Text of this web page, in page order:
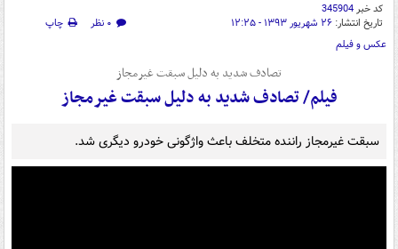
کد خبر345904
تاریخ انتشار: ۲۶ شهریور ۱۳۹۳ - ۱۲:۲۵ ۰ نظر
چاپ
عکس و فیلم
تصادف شدید به دلیل سبقت غیرمجاز
فیلم/ تصادف شدید به دلیل سبقت غیرمجاز
سبقت غیرمجاز راننده متخلف باعث واژگونی خودرو دیگری شد.